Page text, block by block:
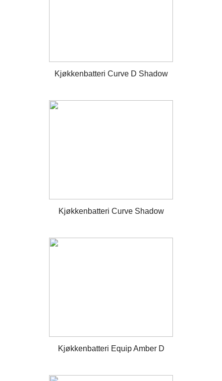
Kjøkkenbatteri Curve D Shadow
Kjøkkenbatteri Curve Shadow
Kjøkkenbatteri Equip Amber D